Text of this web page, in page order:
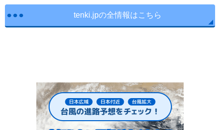
tenki.jpの全情報はこちら